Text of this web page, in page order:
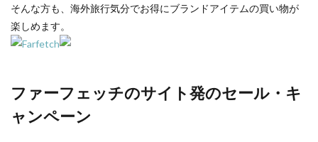
そんな方も、海外旅行気分でお得にブランドアイテムの買い物が
楽しめます。
ファーフェッチのサイト発のセール・キ
ャンペーン